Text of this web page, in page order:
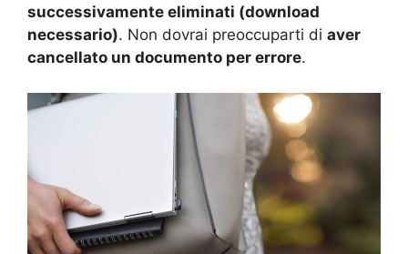
successivamente eliminati (download
necessario). Non dovrai preoccuparti di aver
cancellato un documento per errore.